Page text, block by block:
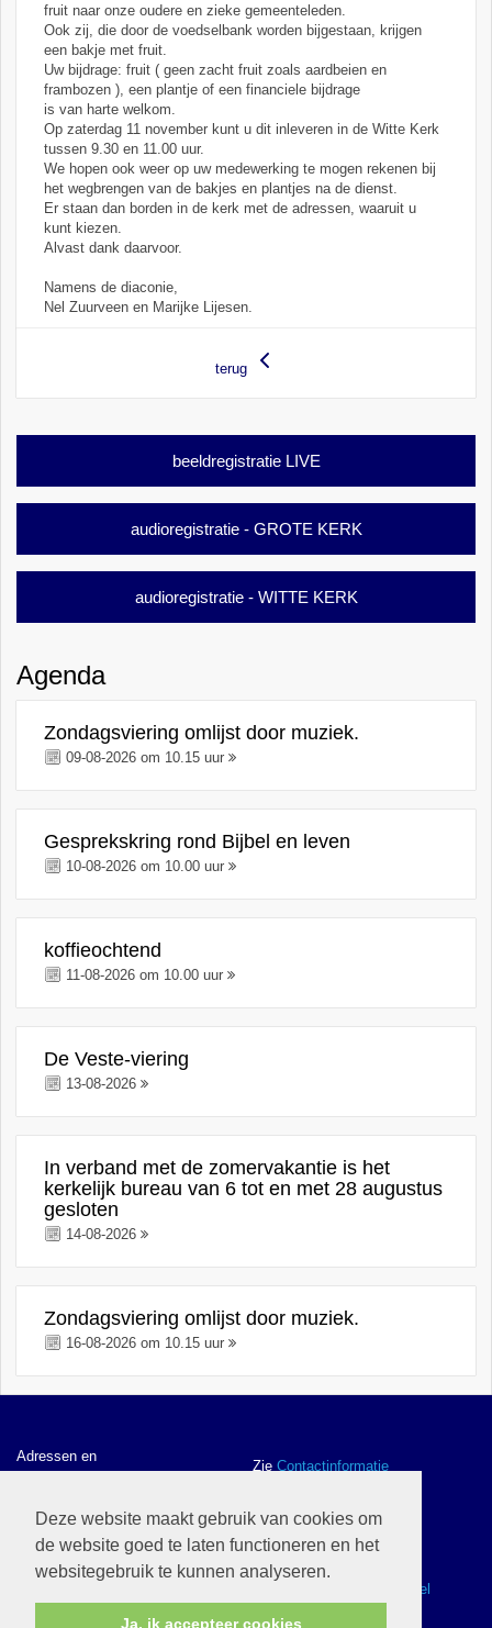
Deze website maakt gebruik van cookies om
de website goed te laten functioneren en het
websitegebruik te kunnen analyseren.
Ja, ik accepteer cookies
fruit naar onze oudere en zieke gemeenteleden.
Ook zij, die door de voedselbank worden bijgestaan, krijgen
een bakje met fruit.
Uw bijdrage: fruit ( geen zacht fruit zoals aardbeien en
frambozen ), een plantje of een financiele bijdrage
is van harte welkom.
Op zaterdag 11 november kunt u dit inleveren in de Witte Kerk
tussen 9.30 en 11.00 uur.
We hopen ook weer op uw medewerking te mogen rekenen bij
het wegbrengen van de bakjes en plantjes na de dienst.
Er staan dan borden in de kerk met de adressen, waaruit u
kunt kiezen.
Alvast dank daarvoor.
Namens de diaconie,
Nel Zuurveen en Marijke Lijesen.
terug
beeldregistratie LIVE
audioregistratie - GROTE KERK
audioregistratie - WITTE KERK
Agenda
Zondagsviering omlijst door muziek.
09-08-2026 om 10.15 uur
Gesprekskring rond Bijbel en leven
10-08-2026 om 10.00 uur
koffieochtend
11-08-2026 om 10.00 uur
De Veste-viering
13-08-2026
In verband met de zomervakantie is het
kerkelijk bureau van 6 tot en met 28 augustus
gesloten
14-08-2026
Zondagsviering omlijst door muziek.
16-08-2026 om 10.15 uur
Adressen en
contactgegevens
Zie Contactinformatie
ANBI gegevens en
ZieANBI
Ik wil naar de webwinkel